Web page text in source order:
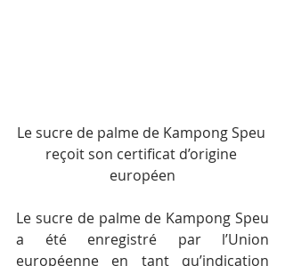
Le sucre de palme de Kampong Speu
reçoit son certificat d’origine
européen
Le sucre de palme de Kampong Speu
a été enregistré par l’Union
européenne en tant qu’indication